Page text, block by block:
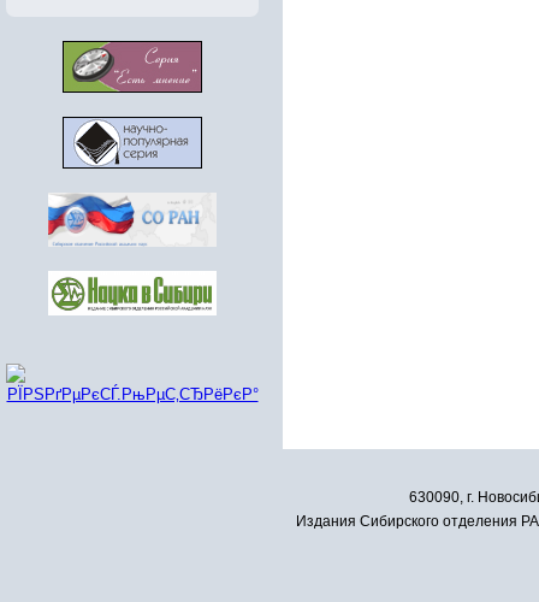
630090, г.
Издания Сибирского отделения